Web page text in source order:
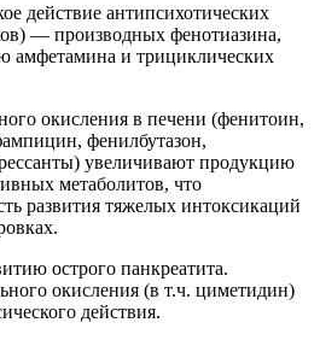
действие антипсихотических
— производных фенотиазина,
амфетамина и трициклических
окисления в печени (фенитоин,
фенилбутазон,
увеличивают продукцию
метаболитов, что
развития тяжелых интоксикаций
острого панкреатита.
окисления (в т.ч. циметидин)
действия.